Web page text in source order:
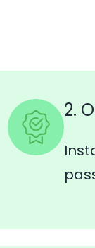
2.